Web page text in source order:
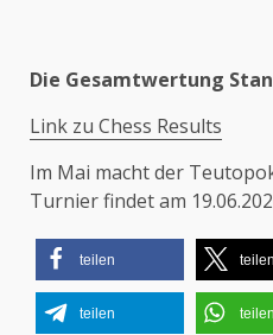
Die Gesamtwertung
Link zu Chess Results
Im Mai macht der
Turnier findet am
teilen teilen
teilen teilen